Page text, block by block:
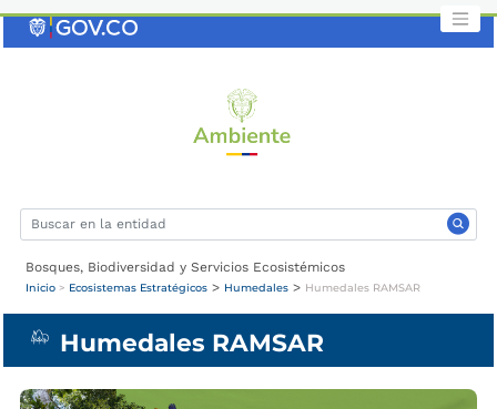
Bosques, Biodiversidad y Servicios Ecosistémicos
Inicio > Ecosistemas Estratégicos > Humedales > Humedales RAMSAR
Humedales RAMSAR